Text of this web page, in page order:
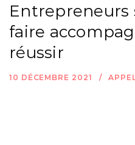
Entrepreneurs
faire
réussir
10 DÉCEMBRE 2021